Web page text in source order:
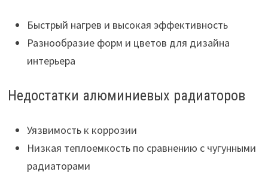
Быстрый нагрев и высокая эффективность
Разнообразие форм и цветов для дизайна
интерьера
Недостатки алюминиевых радиаторов
Уязвимость к коррозии
Низкая теплоемкость по сравнению с чугунными
радиаторами